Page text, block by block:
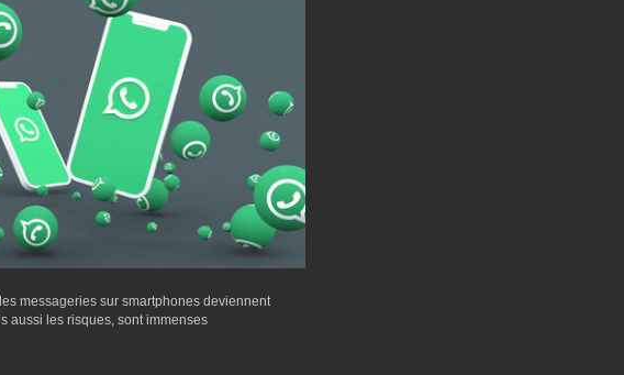
messageries sur smartphones deviennent
aussi les risques, sont immenses